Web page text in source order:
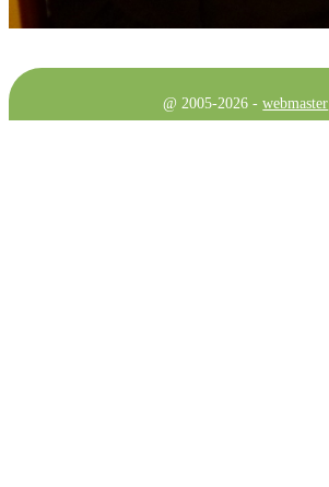
@ 2005-2026 -webmaster